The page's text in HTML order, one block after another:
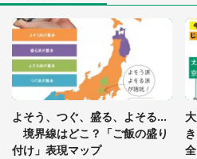
「ゾワゾワする」「
グっちゃってた〝野
座布団だろ」「食パ
よそう、つぐ、盛る、よそる...
境界線はどこ？「ご飯の盛り
付け」表現マップ